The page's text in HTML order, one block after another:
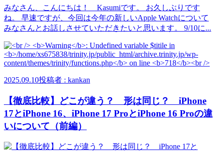
みなさん、こんにちは！ Kasumiです。 お久しぶりです
ね。 早速ですが、今回は今年の新しいApple Watchについて
みなさんとお話しさせていただきたいと思います。 9/10に...
2025.09.10投稿者 : kankan
【徹底比較】どこが違う？ 形は同じ？ iPhone
17とiPhone 16、iPhone 17 ProとiPhone 16 Proの違
いについて（前編）